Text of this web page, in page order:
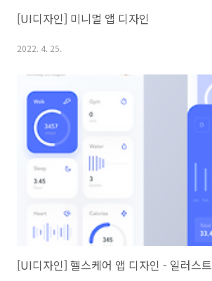
[UI디자인] 미니멀 앱 디자인
2022. 4. 25.
[UI디자인] 헬스케어 앱 디자인 - 일러스트